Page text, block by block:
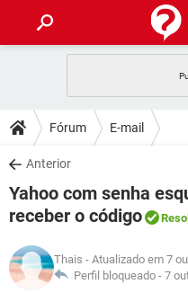
CELULAR
OUTLOOK
INSTAGRAM
GUIA DE COMPRAS
DICAS
JOGOS
OUTLOOK
GUIA DE COMPRAS
DOWNLOADS
JOGOS
CELULAR
OUTLOOK
INSTAGRAM
FÓRUM
CELULAR
GLOSSÁRIO
JOGOS
Fórum E-mail
Anterior
Yahoo com senha
receber o código
Thais - Atualizado em 7
Perfil bloqueado - 7